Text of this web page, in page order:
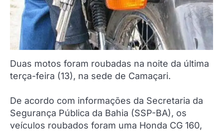
Duas motos foram roubadas na noite da última
terça-feira (13), na sede de Camaçari.
De acordo com informações da Secretaria da
Segurança Pública da Bahia (SSP-BA), os
veículos roubados foram uma Honda CG 160,